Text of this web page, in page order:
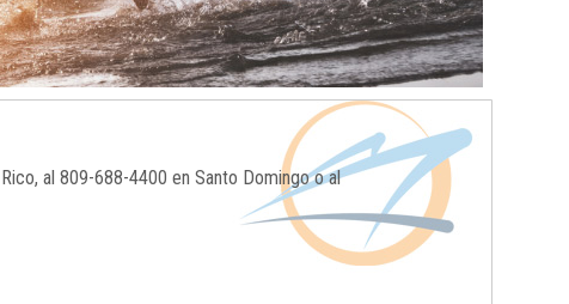
al 809-688-4400 en Santo Domingo o al